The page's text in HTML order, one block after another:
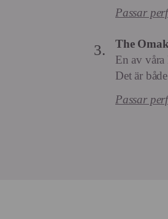
Passar
The
En av våra
Det är
Passar